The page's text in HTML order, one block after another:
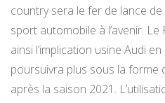
country sera le fer de lance de
sport automobile à l’avenir.
ainsi l’implication usine Audi
poursuivra plus sous la forme
après la saison 2021.